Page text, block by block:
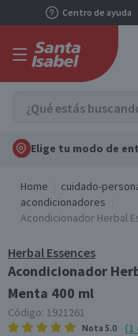
Centro de ayuda
Elige tu modo de
Home cuidado-
acondicionadores
Acondicionador Herbal
Herbal Essences
Acondicionador
Menta 400 ml
Código: 1921261
Nota 5.0 (1